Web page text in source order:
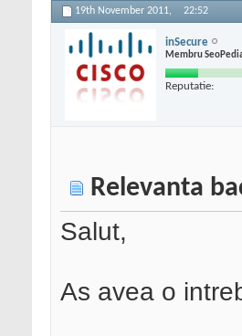
19th November 2011, 22:52
inSecure
Membru
Reputatie:
Relevanta
Salut,
As avea o